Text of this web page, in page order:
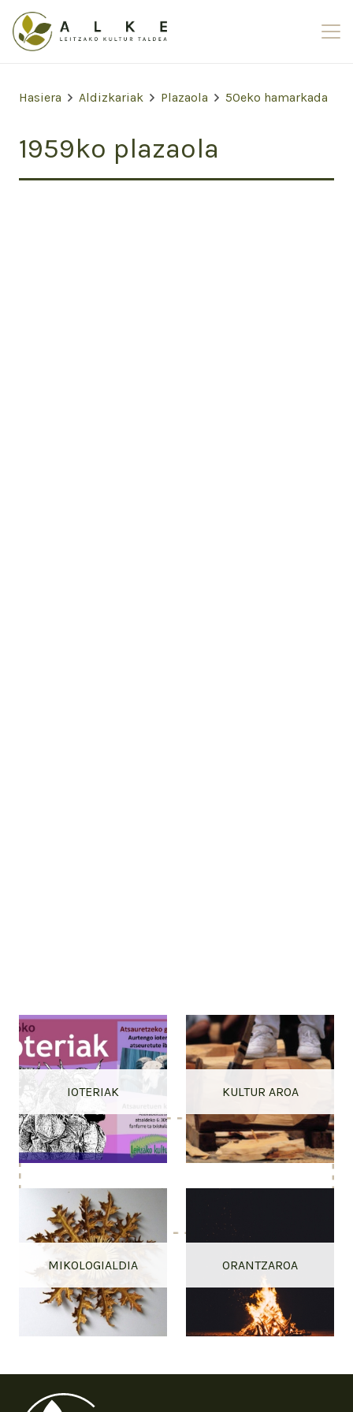
Hasiera Aldizkariak Plazaola 50eko hamarkada
1959ko plazaola
IOTERIAK KULTUR AROA
MIKOLOGIALDIA ORANTZAROA